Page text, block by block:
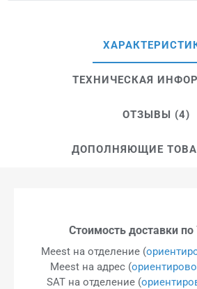
ТЕХНИЧЕСКАЯ
ОТЗЫВЫ (4)
ДОПОЛНЯЮЩИЕ
Стоимость доставки по
Meest на отделение (
Meest на адрес (
SAT на отделение (